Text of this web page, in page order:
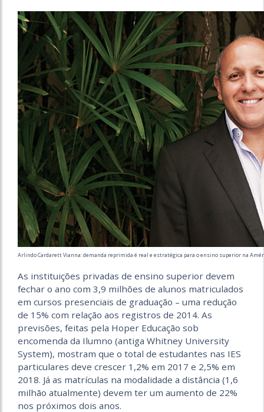
Arlindo Cardarett Vianna: demanda reprimida é real e estratégica para o ensino superior na
As instituições privadas de ensino superior devem
fechar o ano com 3,9 milhões de alunos matriculados
em cursos presenciais de graduação – uma redução
de 15% com relação aos registros de 2014. As
previsões, feitas pela Hoper Educação sob
encomenda da Ilumno (antiga Whitney University
System), mostram que o total de estudantes nas IES
particulares deve crescer 1,2% em 2017 e 2,5% em
2018. Já as matrículas na modalidade a distância (1,6
milhão atualmente) devem ter um aumento de 22%
nos próximos dois anos.